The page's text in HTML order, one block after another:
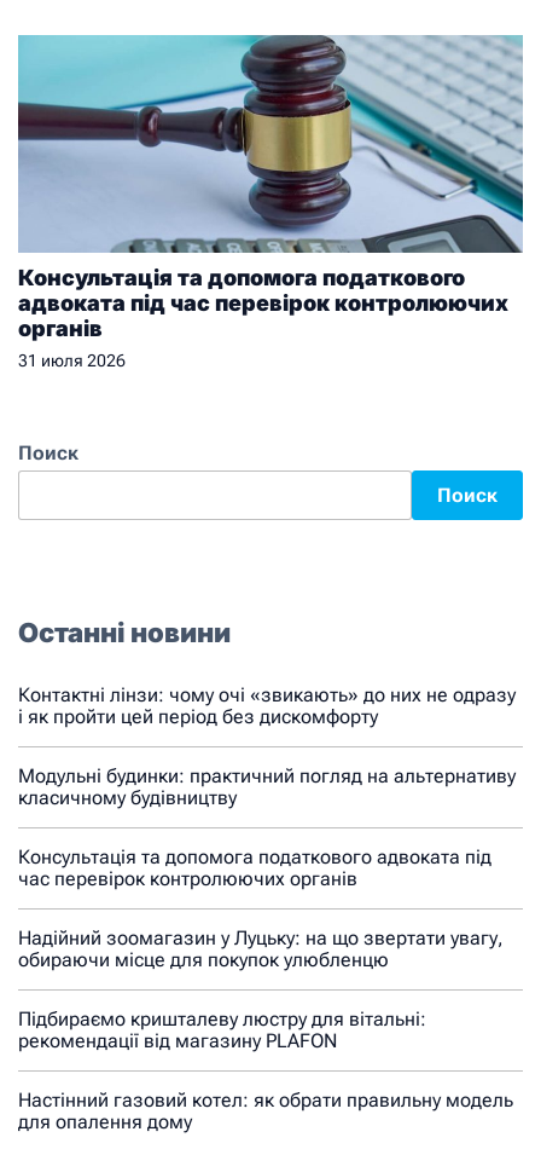
Консультація та допомога податкового
адвоката під час перевірок контролюючих
органів
31 июля 2026
Поиск
Поиск
Останні новини
Контактні лінзи: чому очі «звикають» до них не одразу
і як пройти цей період без дискомфорту
Модульні будинки: практичний погляд на альтернативу
класичному будівництву
Консультація та допомога податкового адвоката під
час перевірок контролюючих органів
Надійний зоомагазин у Луцьку: на що звертати увагу,
обираючи місце для покупок улюбленцю
Підбираємо кришталеву люстру для вітальні:
рекомендації від магазину PLAFON
Настінний газовий котел: як обрати правильну модель
для опалення дому